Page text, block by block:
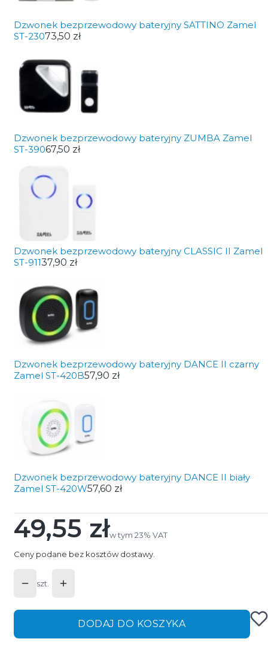
Dzwonek bezprzewodowy bateryjny SATTINO Zamel
ST-23073,50 zł
Dzwonek bezprzewodowy bateryjny ZUMBA Zamel
ST-39067,50 zł
Dzwonek bezprzewodowy bateryjny CLASSIC II Zamel
ST-91137,90 zł
Dzwonek bezprzewodowy bateryjny DANCE II czarny
Zamel ST-420B57,90 zł
Dzwonek bezprzewodowy bateryjny DANCE II biały
Zamel ST-420W57,60 zł
Cena
49,55 złw tym 23% VAT
w tym 23% VAT
Ceny podane bez kosztów dostawy.
szt.
DODAJ DO KOSZYKA